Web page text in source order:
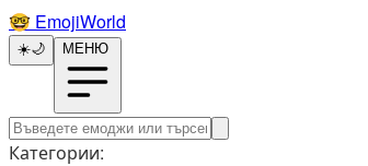
🤓️ EmojiWorld
☀️🌙 МЕНЮ
Категории: